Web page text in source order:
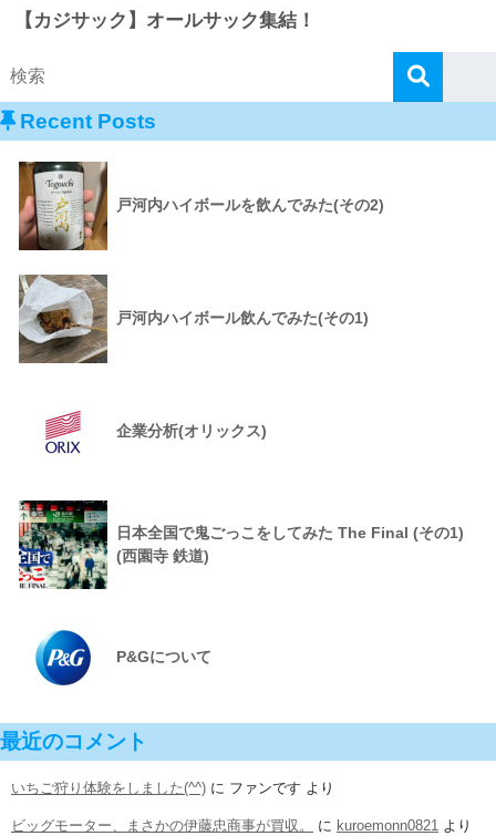
【カジサック】オールサック集結！
Recent Posts
戸河内ハイボールを飲んでみた(その2)
戸河内ハイボール飲んでみた(その1)
企業分析(オリックス)
日本全国で鬼ごっこをしてみた The Final (その1)
(西園寺 鉄道)
P&Gについて
最近のコメント
いちご狩り体験をしました(^^) に ファンです より
ビッグモーター、まさかの伊藤忠商事が買収。 に kuroemonn0821 より